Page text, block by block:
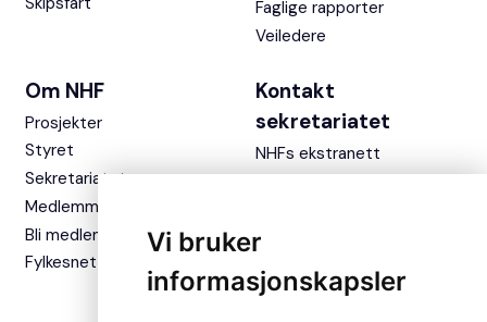
Vi bruker
informasjonskapsler
Faglige rapporter
Veiledere
Om NHF
Prosjekter
Styret
Sekretariatet
Medlemmer
Bli medlem
Fylkesnettverket
Kontakt
sekretariatet
NHFs ekstranett